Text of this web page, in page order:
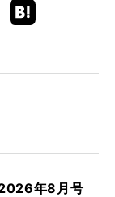
Boo
年8月号